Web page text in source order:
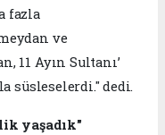
fazla
ve
11 Ayın Sultanı’
süsleselerdi." dedi.
yaşadık"